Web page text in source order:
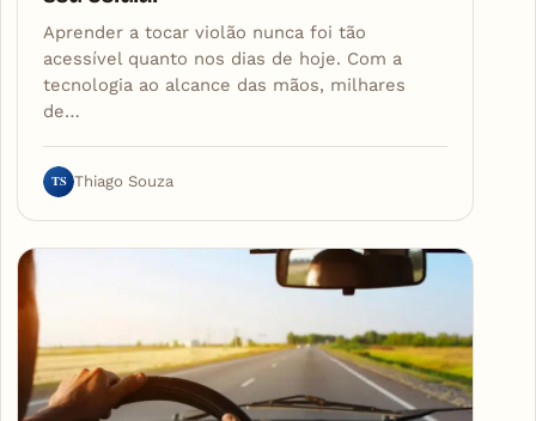
Aprender a tocar violão nunca foi tão
acessível quanto nos dias de hoje. Com a
tecnologia ao alcance das mãos, milhares
de…
TS Thiago Souza